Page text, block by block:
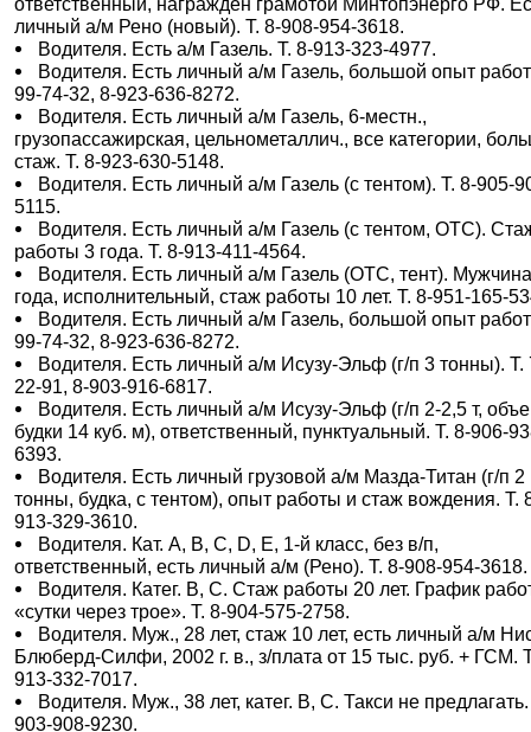
личный а/м Рено (новый). Т. 8-908-954-3618.
Водителя. Есть а/м Газель. Т. 8-913-323-4977.
Водителя. Есть личный а/м Газель, большой опыт
99-74-32, 8-923-636-8272.
Водителя. Есть личный а/м Газель, 6-местн.,
грузопассажирская, цельнометаллич., все категории,
стаж. Т. 8-923-630-5148.
Водителя. Есть личный а/м Газель (с тентом). Т. 8-905-
5115.
Водителя. Есть личный а/м Газель (с тентом, ОТС).
работы 3 года. Т. 8-913-411-4564.
Водителя. Есть личный а/м Газель (ОТС, тент).
года, исполнительный, стаж работы 10 лет. Т. 8-951-165-
Водителя. Есть личный а/м Газель, большой опыт
99-74-32, 8-923-636-8272.
Водителя. Есть личный а/м Исузу-Эльф (г/п 3 тонны). Т.
22-91, 8-903-916-6817.
Водителя. Есть личный а/м Исузу-Эльф (г/п 2-2,5 т,
будки 14 куб. м), ответственный, пунктуальный. Т. 8-906-
6393.
Водителя. Есть личный грузовой а/м Мазда-Титан (г/п 2
тонны, будка, с тентом), опыт работы и стаж вождения. Т.
913-329-3610.
Водителя. Кат. А, В, С, D, Е, 1-й класс, без в/п,
ответственный, есть личный а/м (Рено). Т. 8-908-954-3618.
Водителя. Катег. В, С. Стаж работы 20 лет. График
«сутки через трое». Т. 8-904-575-2758.
Водителя. Муж., 28 лет, стаж 10 лет, есть личный а/м
Блюберд-Силфи, 2002 г. в., з/плата от 15 тыс. руб. + ГСМ.
913-332-7017.
Водителя. Муж., 38 лет, катег. В, С. Такси не
903-908-9230.